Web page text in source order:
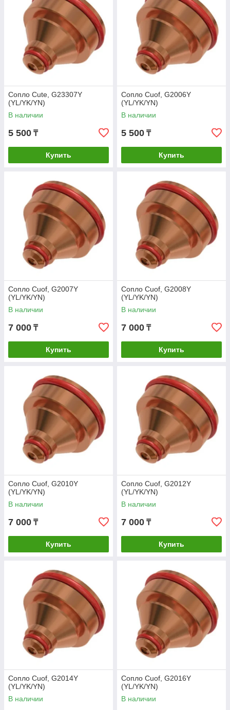
Сопло Cute, G23307Y
(YL/YK/YN)
В наличии
5 500 ₸
Купить
Сопло Cuof, G2006Y
(YL/YK/YN)
В наличии
5 500 ₸
Купить
Сопло Cuof, G2007Y
(YL/YK/YN)
В наличии
7 000 ₸
Купить
Сопло Cuof, G2008Y
(YL/YK/YN)
В наличии
7 000 ₸
Купить
Сопло Cuof, G2010Y
(YL/YK/YN)
В наличии
7 000 ₸
Купить
Сопло Cuof, G2012Y
(YL/YK/YN)
В наличии
7 000 ₸
Купить
Сопло Cuof, G2014Y
(YL/YK/YN)
В наличии
Сопло Cuof, G2016Y
(YL/YK/YN)
В наличии